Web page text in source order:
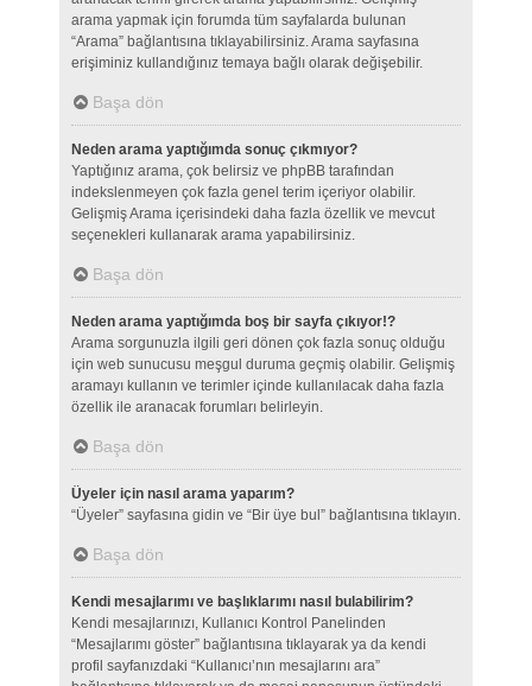
arama yapmak için forumda tüm sayfalarda bulunan
“Arama” bağlantısına tıklayabilirsiniz. Arama sayfasına
erişiminiz kullandığınız temaya bağlı olarak değişebilir.
Başa dön
Neden arama yaptığımda sonuç çıkmıyor?
Yaptığınız arama, çok belirsiz ve phpBB tarafından
indekslenmeyen çok fazla genel terim içeriyor olabilir.
Gelişmiş Arama içerisindeki daha fazla özellik ve mevcut
seçenekleri kullanarak arama yapabilirsiniz.
Başa dön
Neden arama yaptığımda boş bir sayfa çıkıyor!?
Arama sorgunuzla ilgili geri dönen çok fazla sonuç olduğu
için web sunucusu meşgul duruma geçmiş olabilir. Gelişmiş
aramayı kullanın ve terimler içinde kullanılacak daha fazla
özellik ile aranacak forumları belirleyin.
Başa dön
Üyeler için nasıl arama yaparım?
“Üyeler” sayfasına gidin ve “Bir üye bul” bağlantısına tıklayın.
Başa dön
Kendi mesajlarımı ve başlıklarımı nasıl bulabilirim?
Kendi mesajlarınızı, Kullanıcı Kontrol Panelinden
“Mesajlarımı göster” bağlantısına tıklayarak ya da kendi
profil sayfanızdaki “Kullanıcı’nın mesajlarını ara”